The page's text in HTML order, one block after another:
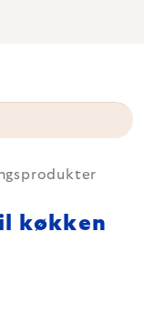
køkken